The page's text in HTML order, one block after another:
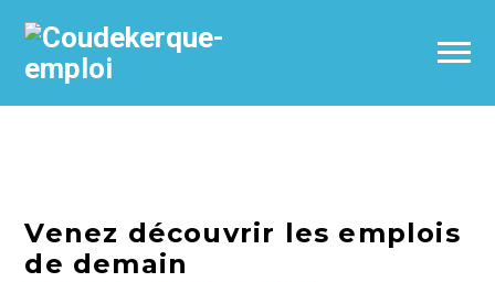
Venez découvrir les emplois
de demain